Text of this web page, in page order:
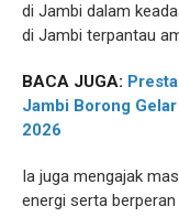
di Jambi dalam
di Jambi terpantau
BACA JUGA:
Jambi Borong
2026
Ia juga mengajak
energi serta